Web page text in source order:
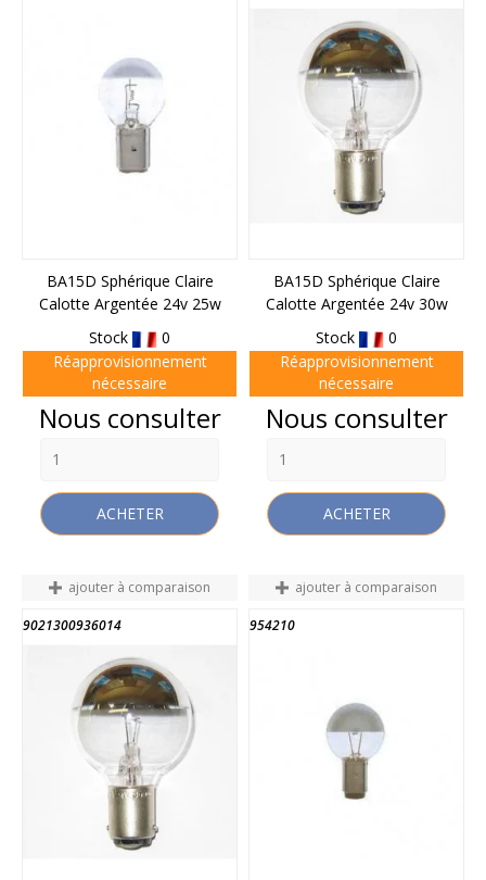
BA15D Sphérique Claire
Calotte Argentée 24v 25w
Stock
0
Réapprovisionnement
nécessaire
Prix
Nous consulter
ACHETER
BA15D Sphérique Claire
Calotte Argentée 24v 30w
Stock
0
Réapprovisionnement
nécessaire
Prix
Nous consulter
ACHETER
ajouter à comparaison
9021300936014
ajouter à comparaison
954210